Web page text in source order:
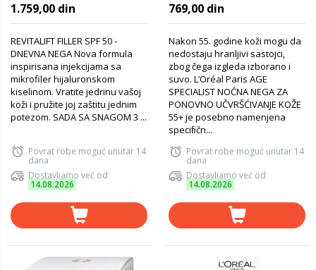
1.759,00 din
REVITALIFT FILLER SPF 50 -
DNEVNA NEGA Nova formula
inspirisana injekcijama sa
mikrofiler hijaluronskom
kiselinom. Vratite jedrinu vašoj
koži i pružite joj zaštitu jednim
potezom. SADA SA SNAGOM 3 ...
Povrat robe moguć unutar 14
dana
Dostavljamo već od
14.08.2026
769,00 din
Nakon 55. godine koži mogu da
nedostaju hranljivi sastojci,
zbog čega izgleda izborano i
suvo. L’Oréal Paris AGE
SPECIALIST NOĆNA NEGA ZA
PONOVNO UČVRŠĆIVANJE KOŽE
55+ je posebno namenjena
speciﬁčn...
Povrat robe moguć unutar 14
dana
Dostavljamo već od
14.08.2026